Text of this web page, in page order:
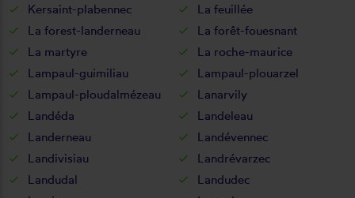
Kersaint-plabennec
La feuillée
La forest-landerneau
La forêt-fouesnant
La martyre
La roche-maurice
Lampaul-guimiliau
Lampaul-plouarzel
Lampaul-ploudalmézeau
Lanarvily
Landéda
Landeleau
Landerneau
Landévennec
Landivisiau
Landrévarzec
Landudal
Landudec